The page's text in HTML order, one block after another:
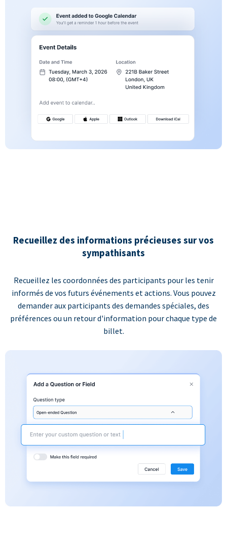
Recueillez des informations précieuses sur vos
sympathisants
Recueillez les coordonnées des participants pour les tenir
informés de vos futurs événements et actions. Vous pouvez
demander aux participants des demandes spéciales, des
préférences ou un retour d'information pour chaque type de
billet.